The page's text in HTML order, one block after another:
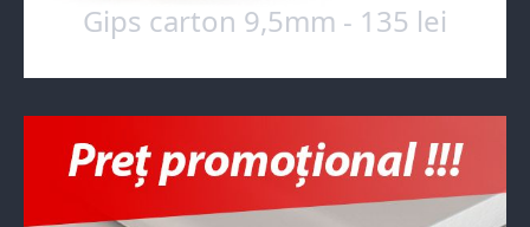
Gips carton 9,5mm - 135 lei